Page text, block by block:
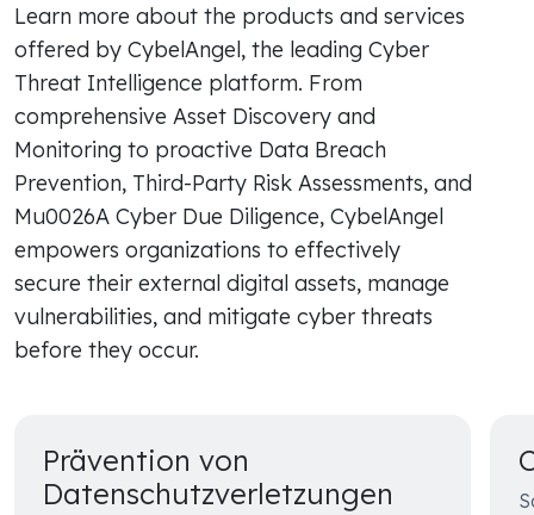
Learn more about the products and services
offered by CybelAngel, the leading Cyber
Threat Intelligence platform. From
comprehensive Asset Discovery and
Monitoring to proactive Data Breach
Prevention, Third-Party Risk Assessments, and
Mu0026A Cyber Due Diligence, CybelAngel
empowers organizations to effectively
secure their external digital assets, manage
vulnerabilities, and mitigate cyber threats
before they occur.
Prävention von
Datenschutzverletzungen